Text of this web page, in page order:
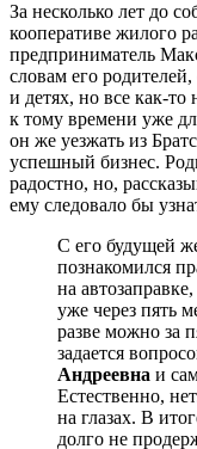
За несколько лет до
кооперативе жилого
предприниматель
словам его
и детях, но все как-
к тому времени уже
он же уезжать из
успешный бизнес.
радостно, но,
ему следовало бы
С его будущей
познакомился
на
уже через пять
разве можно за
задается
Андреевна и
Естественно,
на глазах. В
долго не